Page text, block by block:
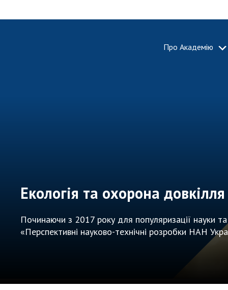
Про Академію
України
та
НАН
Екологія та охорона довкілля
Починаючи з 2017 року для популяризації науки
«Перспективні науково-технічні розробки НАН